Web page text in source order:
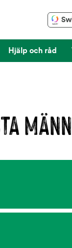
Hjälp och råd